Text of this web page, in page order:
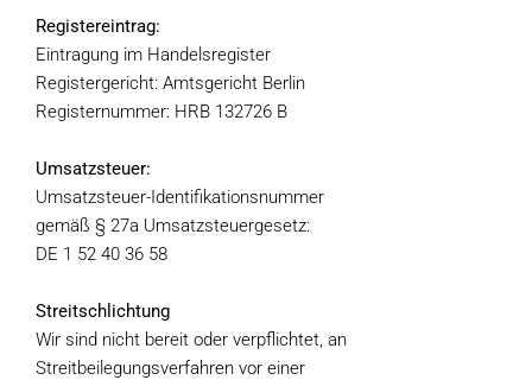
Registereintrag:
Eintragung im Handelsregister
Registergericht: Amtsgericht Berlin
Registernummer: HRB 132726 B
Umsatzsteuer:
Umsatzsteuer-Identifikationsnummer
gemäß § 27a Umsatzsteuergesetz:
DE 1 52 40 36 58
Streitschlichtung
Wir sind nicht bereit oder verpflichtet, an
Streitbeilegungsverfahren vor einer